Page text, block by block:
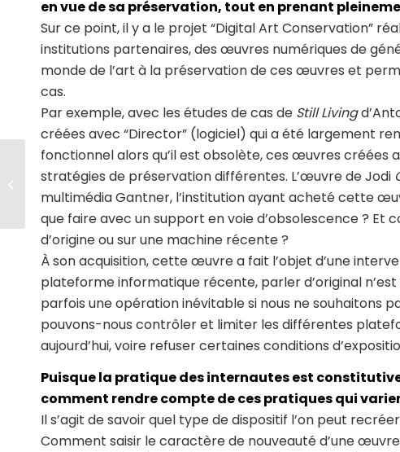
en vue de sa préservation, tout en prenant
Sur ce point, il y a le projet “Digital Art Conservation”
institutions partenaires, des œuvres numériques de
monde de l’art à la préservation de ces œuvres et
cas.
Par exemple, avec les études de cas de Still Living
créées avec “Director” (logiciel) qui a été largement
fonctionnel alors qu’il est obsolète, ces œuvres créées
stratégies de préservation différentes. L’œuvre de Jodi
multimédia Gantner, l’institution ayant acheté cette
que faire avec un support en voie d’obsolescence ? Et
d’origine ou sur une machine récente ?
À son acquisition, cette œuvre a fait l’objet d’une
plateforme informatique récente, parler d’original
parfois une opération inévitable si nous ne souhaitons
pouvons-nous contrôler et limiter les différentes
aujourd’hui, voire refuser certaines conditions
Puisque la pratique des internautes est
comment rendre compte de ces pratiques qui
Il s’agit de savoir quel type de dispositif l’on peut
Comment saisir le caractère de nouveauté d’une
Défragmenter la technique